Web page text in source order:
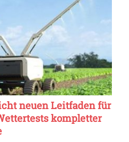
neuen Leitfaden für
kompletter